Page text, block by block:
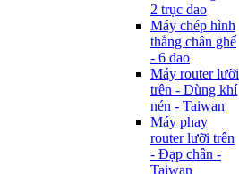
2 trục dao
Máy chép hình
thẳng chân ghế
- 6 dao
Máy router lưỡi
trên - Dùng khí
nén - Taiwan
Máy phay
router lưỡi trên
- Đạp chân -
Taiwan